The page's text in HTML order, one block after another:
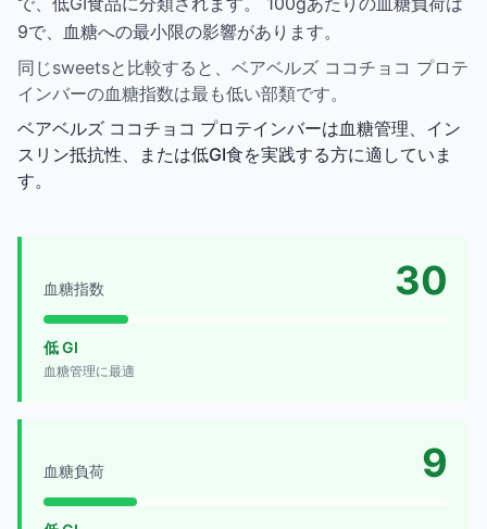
9で、血糖への最小限の影響があります。
同じsweetsと比較すると、ベアベルズ ココチョコ プロテ
インバーの血糖指数は最も低い部類です。
ベアベルズ ココチョコ プロテインバーは血糖管理、イン
スリン抵抗性、または低GI食を実践する方に適していま
す。
血糖指数 30
低 GI
血糖管理に最適
血糖負荷 9